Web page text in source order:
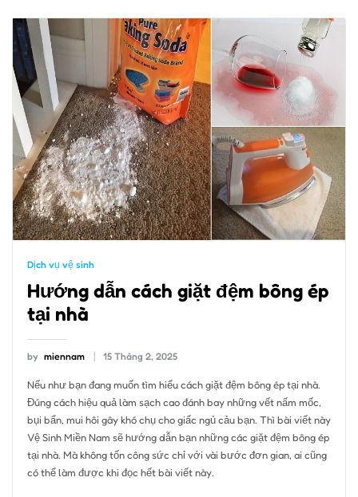
Dịch vụ vệ sinh
Hướng dẫn cách giặt đệm bông ép
tại nhà
by miennam 15 Tháng 2, 2025
Nếu như bạn đang muốn tìm hiểu cách giặt đệm bông ép tại nhà.
Đúng cách hiệu quả làm sạch cao đánh bay những vết nấm mốc,
bụi bẩn, mui hôi gây khó chụ cho giấc ngủ cảu bạn. Thì bài viết này
Vệ Sinh Miền Nam sẽ hướng dẫn bạn những các giặt đệm bông ép
tại nhà. Mà không tốn công sức chỉ với vài bước đơn gian, ai cũng
có thể làm được khi đọc hết bài viết này.